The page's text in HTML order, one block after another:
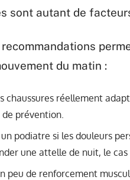
sont autant de
du matin :
chaussures réellement
prévention.
podiatre si les douleurs
une attelle de nuit, le cas
peu de renforcement